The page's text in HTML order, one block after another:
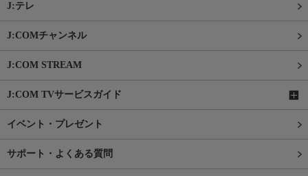
J:テレ
J:COMチャンネル
J:COM STREAM
J:COM TVサービスガイド
イベント・プレゼント
サポート・よくある質問